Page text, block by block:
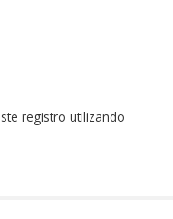
registro utilizando